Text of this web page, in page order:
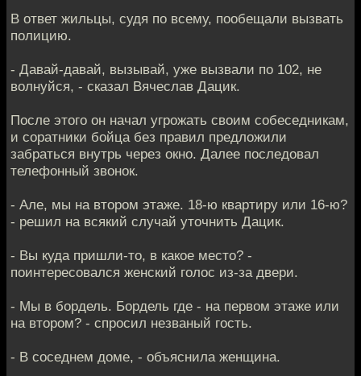
В ответ жильцы, судя по всему, пообещали вызвать
полицию.
- Давай-давай, вызывай, уже вызвали по 102, не
волнуйся, - сказал Вячеслав Дацик.
После этого он начал угрожать своим собеседникам,
и соратники бойца без правил предложили
забраться внутрь через окно. Далее последовал
телефонный звонок.
- Але, мы на втором этаже. 18-ю квартиру или 16-ю?
- решил на всякий случай уточнить Дацик.
- Вы куда пришли-то, в какое место? -
поинтересовался женский голос из-за двери.
- Мы в бордель. Бордель где - на первом этаже или
на втором? - спросил незваный гость.
- В соседнем доме, - объяснила женщина.